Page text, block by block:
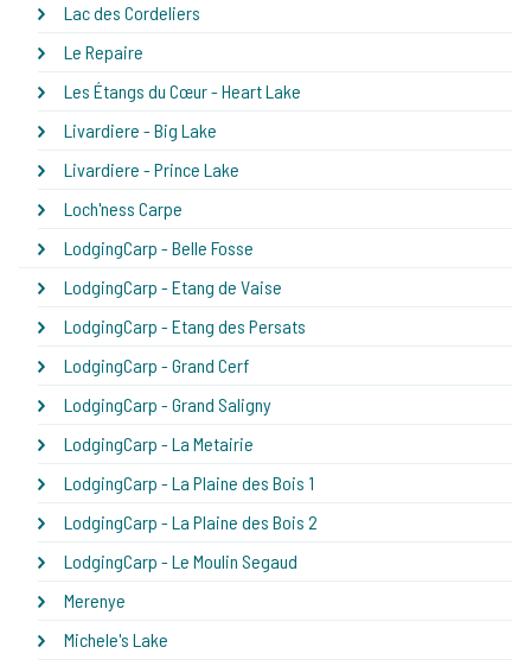
Lac des Cordeliers
Le Repaire
Les Étangs du Cœur - Heart Lake
Livardiere - Big Lake
Livardiere - Prince Lake
Loch'ness Carpe
LodgingCarp - Belle Fosse
LodgingCarp - Etang de Vaise
LodgingCarp - Etang des Persats
LodgingCarp - Grand Cerf
LodgingCarp - Grand Saligny
LodgingCarp - La Metairie
LodgingCarp - La Plaine des Bois 1
LodgingCarp - La Plaine des Bois 2
LodgingCarp - Le Moulin Segaud
Merenye
Michele's Lake